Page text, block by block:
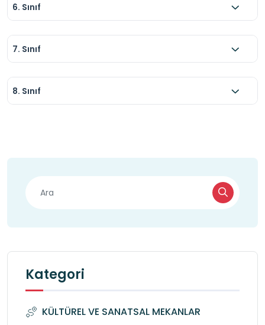
6. Sınıf
7. Sınıf
8. Sınıf
Kategori
KÜLTÜREL VE SANATSAL MEKANLAR